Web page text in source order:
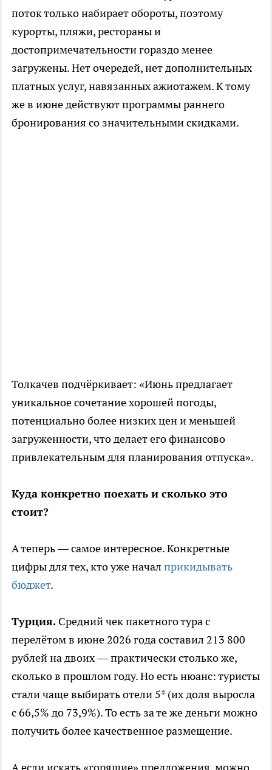
поток только набирает обороты, поэтому
курорты, пляжи, рестораны и
достопримечательности гораздо менее
загружены. Нет очередей, нет дополнительных
платных услуг, навязанных ажиотажем. К тому
же в июне действуют программы раннего
бронирования со значительными скидками.
Толкачев подчёркивает: «Июнь предлагает
уникальное сочетание хорошей погоды,
потенциально более низких цен и меньшей
загруженности, что делает его финансово
привлекательным для планирования отпуска».
Куда конкретно поехать и сколько это
стоит?
А теперь — самое интересное. Конкретные
цифры для тех, кто уже начал прикидывать
бюджет.
Турция. Средний чек пакетного тура с
перелётом в июне 2026 года составил 213 800
рублей на двоих — практически столько же,
сколько в прошлом году. Но есть нюанс: туристы
стали чаще выбирать отели 5* (их доля выросла
с 66,5% до 73,9%). То есть за те же деньги можно
получить более качественное размещение.